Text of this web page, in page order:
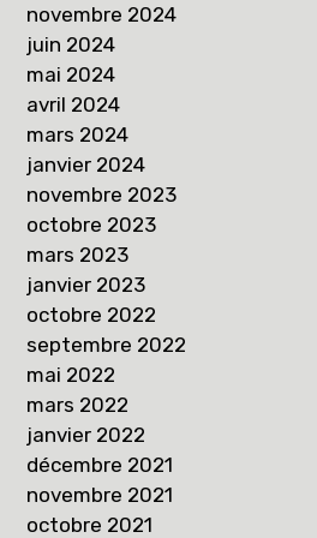
novembre 2024
juin 2024
mai 2024
avril 2024
mars 2024
janvier 2024
novembre 2023
octobre 2023
mars 2023
janvier 2023
octobre 2022
septembre 2022
mai 2022
mars 2022
janvier 2022
décembre 2021
novembre 2021
octobre 2021